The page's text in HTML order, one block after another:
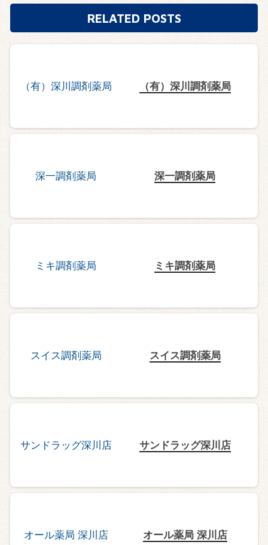
RELATED POSTS
（有）深川調剤薬局
深一調剤薬局
ミキ調剤薬局
スイス調剤薬局
サンドラッグ深川店
オール薬局 深川店